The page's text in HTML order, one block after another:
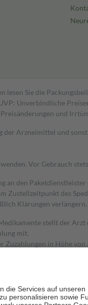
lesen Sie die
Unverbindliche
und
der Arzneimittel und
Vor Gebrauch
an den
Zustellzeitpunkt des
Klärungen verlängern.
stellt der Arzt
mit.
in Höhe von
auch für Online-
für ihre eigene
zum vollendeten 18.